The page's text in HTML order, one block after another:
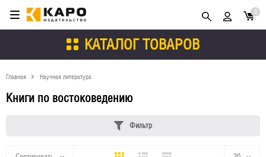
КАТАЛОГ ТОВАРОВ
0
Главная Научная литература
Книги по востоковедению
Фильтр
Плитка ПодробноКомпактно